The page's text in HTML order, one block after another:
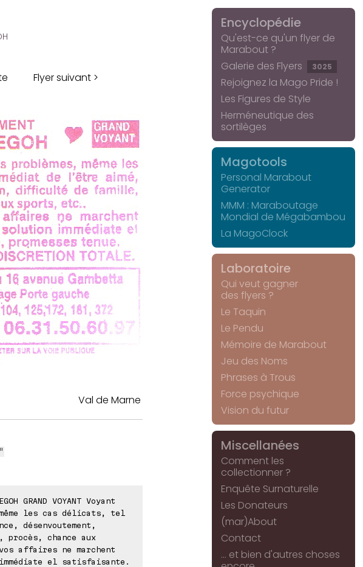
Flyer suivant >
Val de Marne
GRAND VOYANT Voyant
les cas délicats, tel
désenvoutement,
chance aux
affaires ne marchent
el satisfaisante.
Encyclopédie
Qu'est-ce qu'un flyer de
Marabout ?
Galerie des Flyers
3025
Rejoignez la Mago Pride !
Les Figures de Style
Herméneutique des
sortilèges
Magotools
Personal Marabout
Generator
MMM : Maraboutage
Mondial de Mégabambou
La MagoClock
Laboratoire
Qui veut gagner
des flyers ?
Le Taquin
Le Pendu
Mémoire de Marabout
Jeu des Noms
Phrases à Trous
Force psychique
Vision du futur
Miscellanées
Comment les
collectionner ?
Enquête Surnaturelle
Les Donateurs
(mar)About
Contact
... et bien d'autres choses